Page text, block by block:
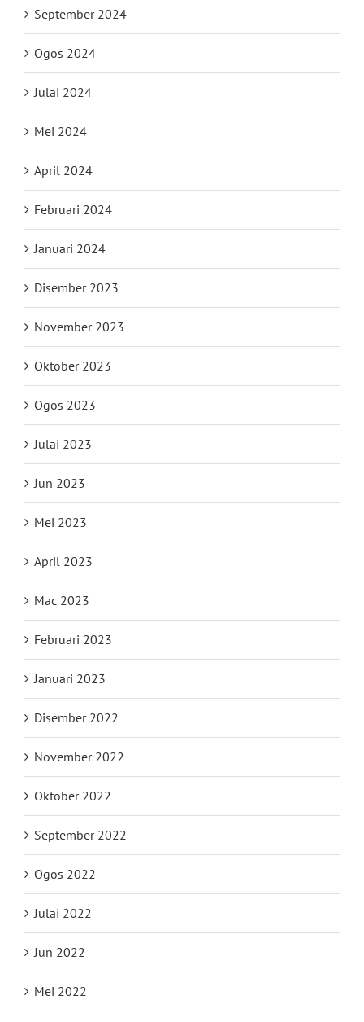
September 2024
Ogos 2024
Julai 2024
Mei 2024
April 2024
Februari 2024
Januari 2024
Disember 2023
November 2023
Oktober 2023
Ogos 2023
Julai 2023
Jun 2023
Mei 2023
April 2023
Mac 2023
Februari 2023
Januari 2023
Disember 2022
November 2022
Oktober 2022
September 2022
Ogos 2022
Julai 2022
Jun 2022
Mei 2022